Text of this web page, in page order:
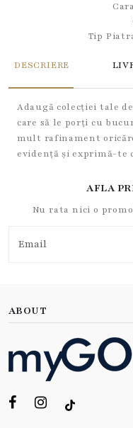
Tip
DESCRIERE
Adaugă colecției tale
care să le porți cu
mult rafinament
evidență și exprimă-te
AFLA
Nu rata nici o
ABOUT